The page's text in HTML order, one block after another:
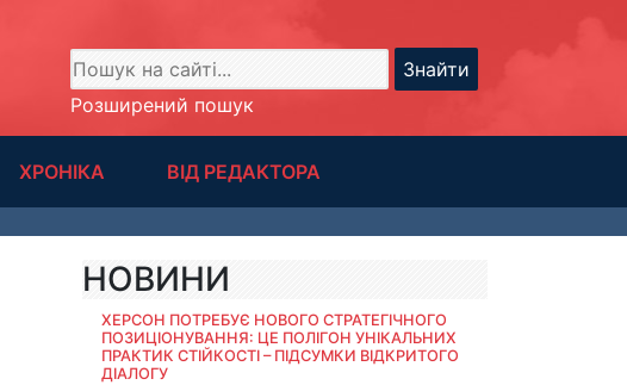
Знайти
Розширений пошук
ХРОНІКА ВІД РЕДАКТОРА
НОВИНИ
ХЕРСОН ПОТРЕБУЄ НОВОГО СТРАТЕГІЧНОГО
ПОЗИЦІОНУВАННЯ: ЦЕ ПОЛІГОН УНІКАЛЬНИХ
ПРАКТИК СТІЙКОСТІ – ПІДСУМКИ ВІДКРИТОГО
ДІАЛОГУ